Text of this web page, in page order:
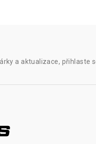
a aktualizace, přihlaste